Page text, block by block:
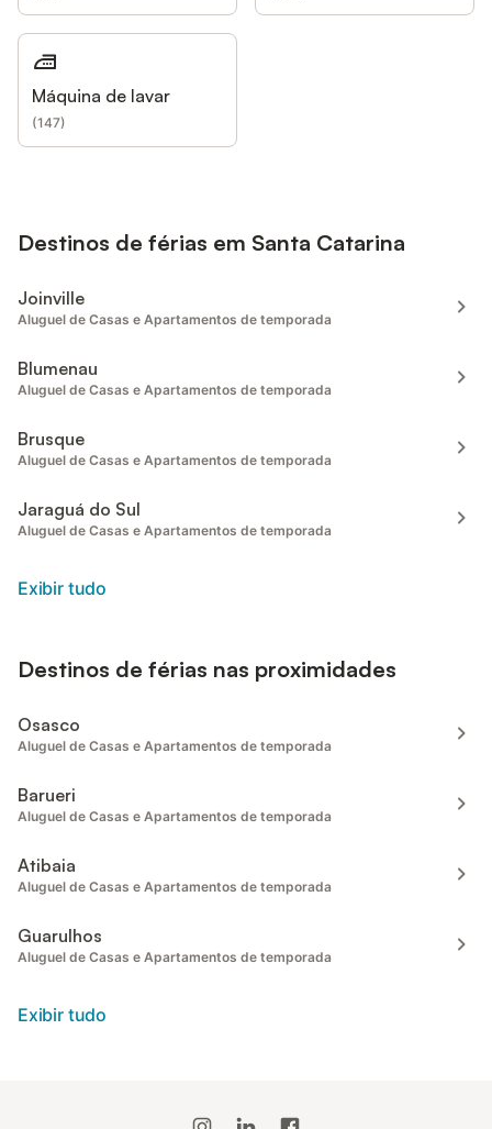
Máquina de lavar
(147)
Destinos de férias em Santa Catarina
Joinville
Aluguel de Casas e Apartamentos de temporada
Blumenau
Aluguel de Casas e Apartamentos de temporada
Brusque
Aluguel de Casas e Apartamentos de temporada
Jaraguá do Sul
Aluguel de Casas e Apartamentos de temporada
Exibir tudo
Destinos de férias nas proximidades
Osasco
Aluguel de Casas e Apartamentos de temporada
Barueri
Aluguel de Casas e Apartamentos de temporada
Atibaia
Aluguel de Casas e Apartamentos de temporada
Guarulhos
Aluguel de Casas e Apartamentos de temporada
Exibir tudo